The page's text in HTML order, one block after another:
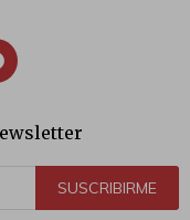
SUSCRIBIRME